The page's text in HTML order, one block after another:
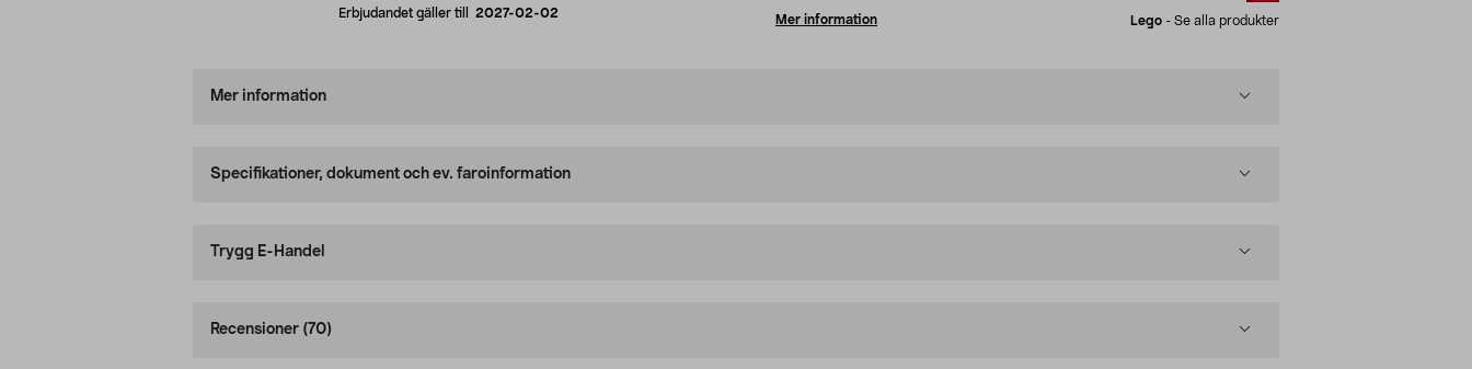
Erbjudandet gäller till 2027-02-02 Mer information Lego - Se alla produkter
Mer information
Specifikationer, dokument och ev. faroinformation
Trygg E-Handel
Recensioner (70)